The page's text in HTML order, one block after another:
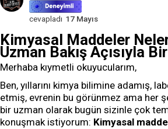
cevapladı 17 Mayıs
Kimyasal Maddeler
Uzman Bakış Açısıyla
Merhaba kıymetli okuyucularım,
Ben, yıllarını kimya bilimine adamış,
etmiş, evrenin bu görünmez ama her
bir uzman olarak bugün sizinle çok
konuşmak istiyorum: Kimyasal